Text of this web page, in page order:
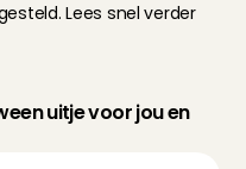
Lees snel verder
uitje voor jou en